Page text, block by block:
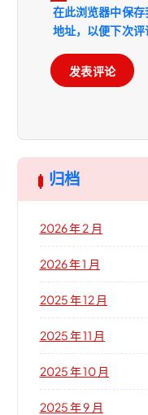
在此浏览器中保
地址，以便下次评
归档
2026 年 2 月
2026 年 1 月
2025 年 12 月
2025 年 11 月
2025 年 10 月
2025 年 9 月